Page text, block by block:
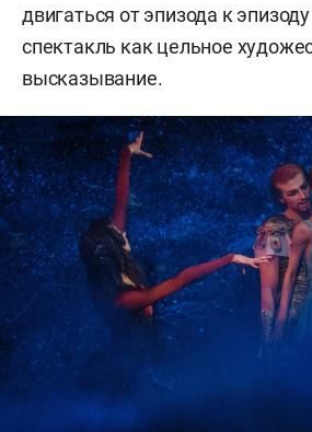
двигаться от эпизода к
спектакль как цельное
высказывание.